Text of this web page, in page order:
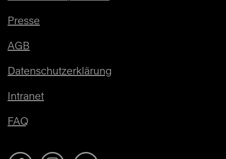
Presse
AGB
Datenschutzerklärung
Intranet
FAQ